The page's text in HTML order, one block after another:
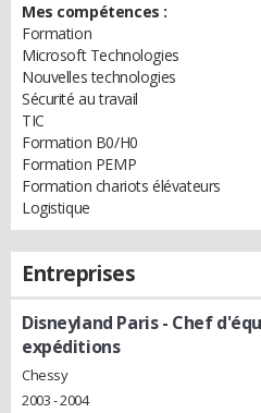
Mes compétences :
Formation
Microsoft Technologies
Nouvelles technologies
Sécurité au travail
TIC
Formation B0/H0
Formation PEMP
Formation chariots élévateurs
Logistique
Entreprises
Disneyland Paris- Chef
expéditions
Chessy
2003 - 2004